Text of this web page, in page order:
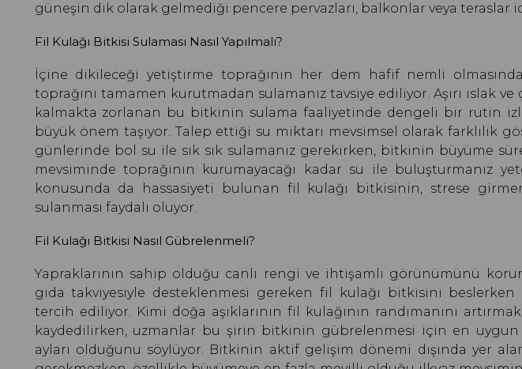
güneşin dik olarak gelmediği pencere pervazları, balkonlar veya teraslar
Fil Kulağı Bitkisi Sulaması Nasıl Yapılmalı?
İçine dikileceği yetiştirme toprağının her dem hafif nemli
toprağını tamamen kurutmadan sulamanız tavsiye ediliyor. Aşırı ıslak ve
kalmakta zorlanan bu bitkinin sulama faaliyetinde dengeli bir rutin
büyük önem taşıyor. Talep ettiği su miktarı mevsimsel olarak farklılık
günlerinde bol su ile sık sık sulamanız gerekirken, bitkinin büyüme
mevsiminde toprağının kurumayacağı kadar su ile buluşturmanız
konusunda da hassasiyeti bulunan fil kulağı bitkisinin, strese
sulanması faydalı oluyor.
Fil Kulağı Bitkisi Nasıl Gübrelenmeli?
Yapraklarının sahip olduğu canlı rengi ve ihtişamlı görünümünü
gıda takviyesiyle desteklenmesi gereken fil kulağı bitkisini
tercih ediliyor. Kimi doğa aşıklarının fil kulağının randımanını
kaydedilirken, uzmanlar bu şirin bitkinin gübrelenmesi için en uygun
ayları olduğunu söylüyor. Bitkinin aktif gelişim dönemi dışında yer